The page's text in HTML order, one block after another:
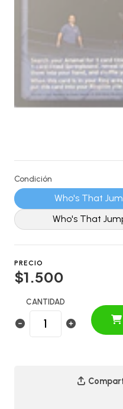
Condición
Who's That
Who's That
PRECIO
$1.500
CANTIDAD